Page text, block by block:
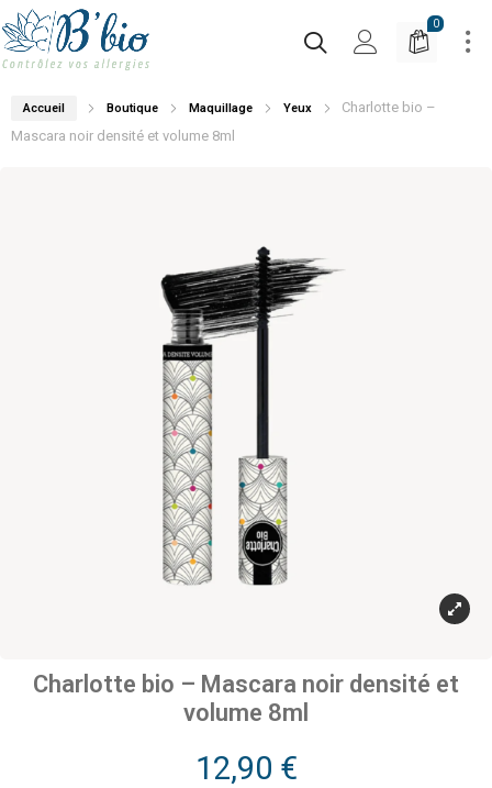
0
Accueil Boutique Maquillage Yeux
Charlotte bio –
Mascara noir densité et volume 8ml
Charlotte bio – Mascara noir densité et
volume 8ml
12,90 €